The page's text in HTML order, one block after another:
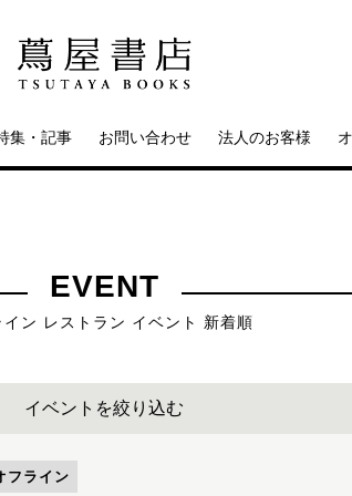
集・記事 お問い合わせ 法人のお客様
EVENT
イン レストラン イベント 新着順
イベントを絞り込む
フライン